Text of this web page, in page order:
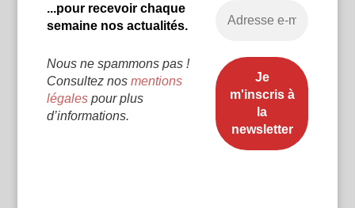
...pour recevoir chaque
semaine nos actualités.
Nous ne spammons pas !
Consultez nos mentions
légalespour plus
d’informations.